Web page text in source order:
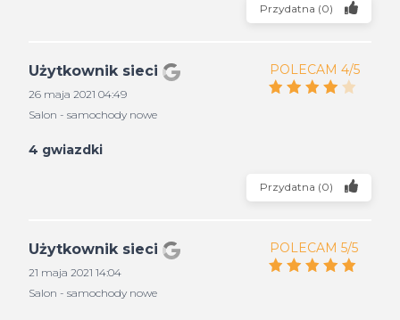
Przydatna (0)
Użytkownik sieci
26 maja 2021 04:49
Salon - samochody nowe
POLECAM 4/5
4 gwiazdki
Przydatna (0)
Użytkownik sieci
21 maja 2021 14:04
Salon - samochody nowe
POLECAM 5/5